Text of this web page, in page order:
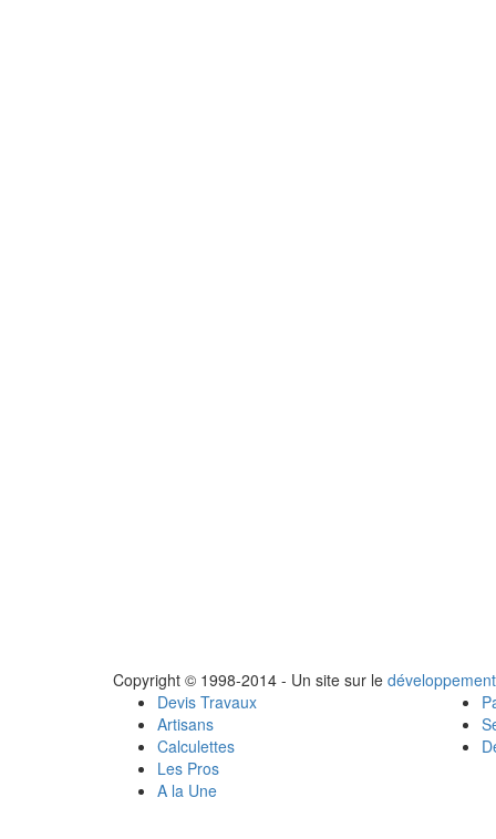
Copyright © 1998-2014 - Un site sur le
Devis Travaux
Artisans
Calculettes
Les Pros
A la Une